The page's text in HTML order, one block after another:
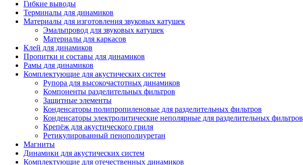
Гибкие выводы
Терминалы для динамиков
Материалы для изготовления звуковых катушек
Эмальпровод для звуковых катушек
Материалы для каркасов
Клей для динамиков
Пропитки и составы для динамиков
Рамы для динамиков
Комплектующие для акустических систем
Рупора для высокочастотных динамиков
Компоненты разделительных фильтров
Защитные элементы
Конденсаторы полипропиленовые для разделительных фильтров
Конденсаторы электролитические неполярные для разделительных фильтров
Крепёж для акустического гриля
Ретикулированный пенополиуретан
Магниты
Динамики для акустических систем
Комплектующие для отечественных динамиков